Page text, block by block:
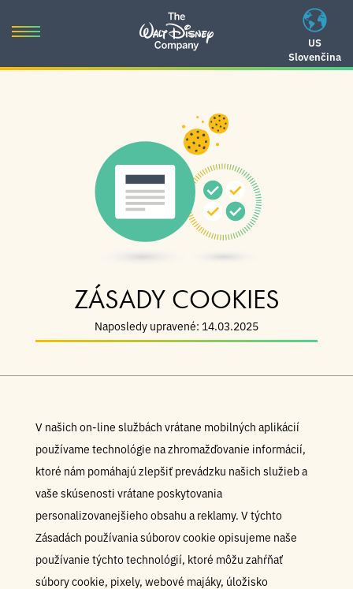
US
Slovenčina
Toggle
ZÁSADY COOKIES
Naposledy upravené: 14.03.2025
V našich on-line službách vrátane mobilných aplikácií
používame technológie na zhromažďovanie informácií,
ktoré nám pomáhajú zlepšiť prevádzku našich služieb a
vaše skúsenosti vrátane poskytovania
personalizovanejšieho obsahu a reklamy. V týchto
Zásadách používania súborov cookie opisujeme naše
používanie týchto technológií, ktoré môžu zahŕňať
súbory cookie, pixely, webové majáky, úložisko